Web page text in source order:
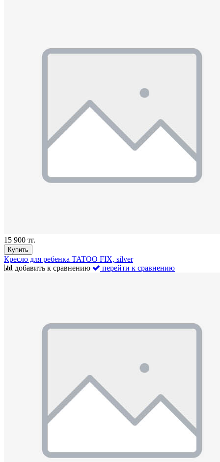
15 900 тг.
Купить
Кресло для ребенка TATOO FIX, silver
добавить к сравнению
перейти к сравнению